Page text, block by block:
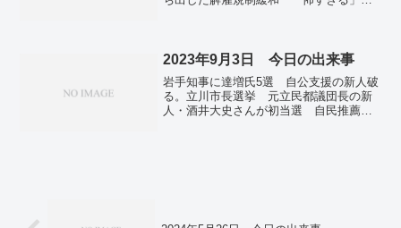
ＧＵＮ」歴代最多１８冠 真田広之さん
ミー賞。円高進行、一時139円台 1年2カ
月ぶり、FRBの利下げ観測で。技能実習
生の転職、要件明確に 失踪者は過去最
2023年9月3日 今日の出来事
岩手知事に達増氏5選 自公支援の新人破
る。立川市長選挙 元立民都議団長の新
人・酒井大史さんが初当選 自民推薦候